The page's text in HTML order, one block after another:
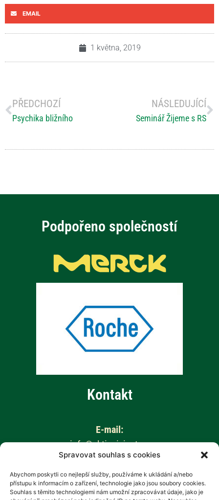
Spravovat souhlas s cookies
Abychom poskytli co nejlepší služby, používáme k ukládání a/nebo
přístupu k informacím o zařízení, technologie jako jsou soubory cookies.
Souhlas s těmito technologiemi nám umožní zpracovávat údaje, jako je
EMAIL
1 května, 2019
PŘEDCHOZÍ
Psychika bližního
NÁSLEDUJÍCÍ
Seminář Žijeme s RS
Podpořeno společností
Kontakt
E-mail:
info@aktivnizivot.cz
Odborní garanti:
Prof. MUDr. Eva Kubala Havrdová, CSc.